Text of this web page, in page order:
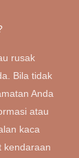
rusak
Bila tidak
Anda
atau
kaca
kendaraan